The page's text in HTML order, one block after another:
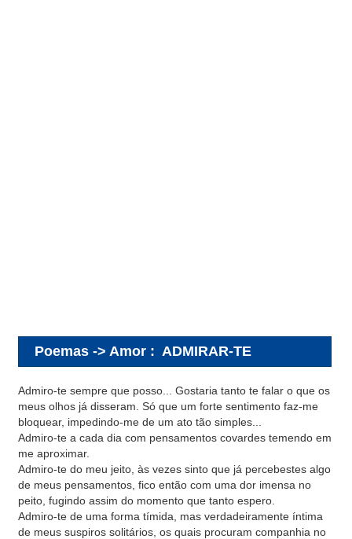
Poemas -> Amor : ADMIRAR-TE
Admiro-te sempre que posso... Gostaria tanto te falar o que os
meus olhos já disseram. Só que um forte sentimento faz-me
bloquear, impedindo-me de um ato tão simples...
Admiro-te a cada dia com pensamentos covardes temendo em
me aproximar.
Admiro-te do meu jeito, às vezes sinto que já percebestes algo
de meus pensamentos, fico então com uma dor imensa no
peito, fugindo assim do momento que tanto espero.
Admiro-te de uma forma tímida, mas verdadeiramente íntima
de meus suspiros solitários, os quais procuram companhia no